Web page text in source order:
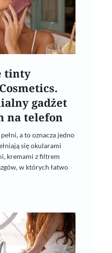
tinty
gadżet
na telefon
a to oznacza jedno
się okularami
kremami z filtrem
w których łatwo